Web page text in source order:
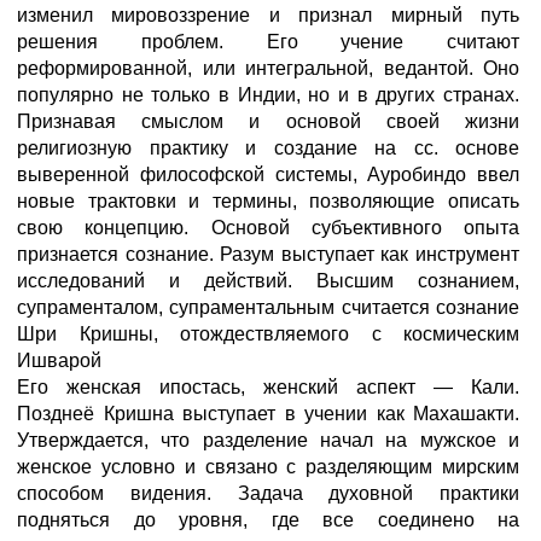
изменил мировоззрение и признал мирный путь
решения проблем. Его учение считают
реформированной, или интегральной, ведантой. Оно
популярно не только в Индии, но и в других странах.
Признавая смыслом и основой своей жизни
религиозную практику и создание на сс. основе
выверенной философской системы, Ауробиндо ввел
новые трактовки и термины, позволяющие описать
свою концепцию. Основой субъективного опыта
признается сознание. Разум выступает как инструмент
исследований и действий. Высшим сознанием,
супраменталом, супраментальным считается сознание
Шри Кришны, отождествляемого с космическим
Ишварой
Его женская ипостась, женский аспект — Кали.
Позднеё Кришна выступает в учении как Махашакти.
Утверждается, что разделение начал на мужское и
женское условно и связано с разделяющим мирским
способом видения. Задача духовной практики
подняться до уровня, где все соединено на